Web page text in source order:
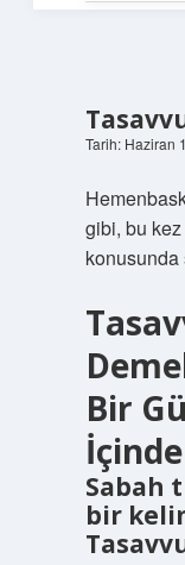
Tarih: Haziran
gibi, bu kez
konusunda
Bir
Sabah
bir